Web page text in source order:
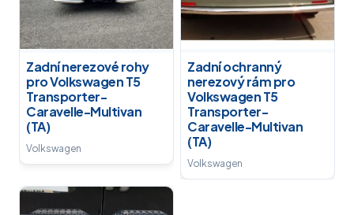
Zadní nerezové rohy
pro Volkswagen T5
Transporter-
Caravelle-Multivan
(TA)
Volkswagen
Zadní ochranný
nerezový rám pro
Volkswagen T5
Transporter-
Caravelle-Multivan
(TA)
Volkswagen